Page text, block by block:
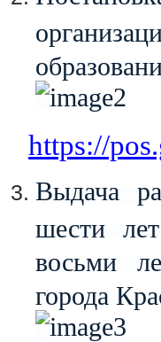
https://
Выдача
шести
восьми
города